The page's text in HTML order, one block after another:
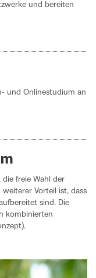
und bereiten
und Onlinestudium an
die freie Wahl der
weiterer Vorteil ist, dass
sind. Die
kombinierten